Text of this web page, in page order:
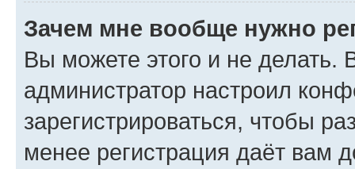
Зачем мне вообще нужно
Вы можете этого и не делать.
администратор настроил
зарегистрироваться, чтобы
менее регистрация даёт вам